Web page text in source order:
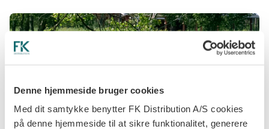
Denne hjemmeside bruger cookies
Med dit samtykke benytter FK Distribution A/S cookies
på denne hjemmeside til at sikre funktionalitet, generere